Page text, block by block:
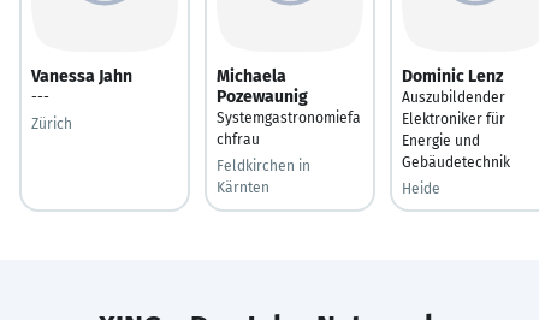
Vanessa Jahn
---
Zürich
Michaela
Pozewaunig
Systemgastronomiefa
chfrau
Feldkirchen in
Kärnten
Dominic Lenz
Auszubildender
Elektroniker für
Energie und
Gebäudetechnik
Heide